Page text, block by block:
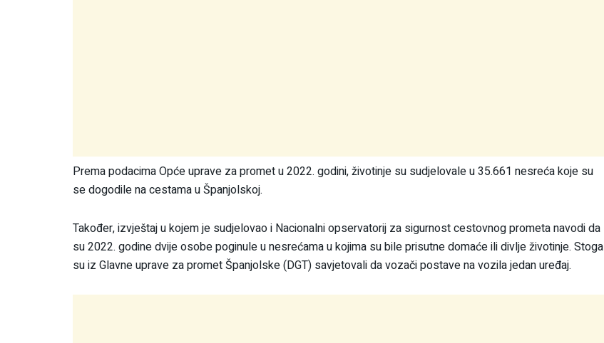
Prema podacima Opće uprave za promet u 2022. godini, životinje su sudjelovale u 35.661 nesreća koje su
se dogodile na cestama u Španjolskoj.
Također, izvještaj u kojem je sudjelovao i Nacionalni opservatorij za sigurnost cestovnog prometa navodi da
su 2022. godine dvije osobe poginule u nesrećama u kojima su bile prisutne domaće ili divlje životinje. Stoga
su iz Glavne uprave za promet Španjolske (DGT) savjetovali da vozači postave na vozila jedan uređaj.